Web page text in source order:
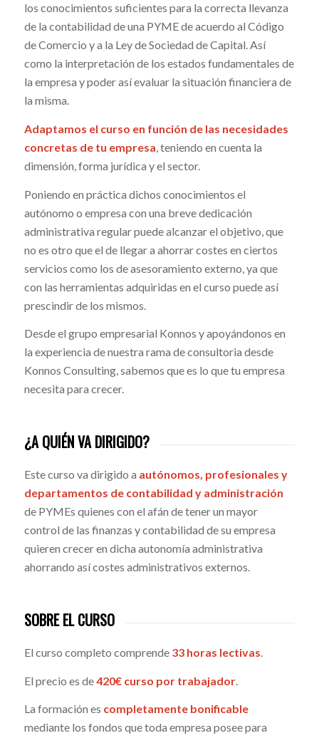
los conocimientos suficientes para la correcta llevanza
de la contabilidad de una PYME de acuerdo al Código
de Comercio y a la Ley de Sociedad de Capital. Así
como la interpretación de los estados fundamentales de
la empresa y poder así evaluar la situación financiera de
la misma.
Adaptamos el curso en función de las necesidades
concretas de tu empresa, teniendo en cuenta la
dimensión, forma jurídica y el sector.
Poniendo en práctica dichos conocimientos el
autónomo o empresa con una breve dedicación
administrativa regular puede alcanzar el objetivo, que
no es otro que el de llegar a ahorrar costes en ciertos
servicios como los de asesoramiento externo, ya que
con las herramientas adquiridas en el curso puede así
prescindir de los mismos.
Desde el grupo empresarial Konnos y apoyándonos en
la experiencia de nuestra rama de consultoria desde
Konnos Consulting, sabemos que es lo que tu empresa
necesita para crecer.
¿A QUIÉN VA DIRIGIDO?
Este curso va dirigido a autónomos, profesionales y
departamentos de contabilidad y administración
de PYMEs quienes con el afán de tener un mayor
control de las finanzas y contabilidad de su empresa
quieren crecer en dicha autonomía administrativa
ahorrando así costes administrativos externos.
SOBRE EL CURSO
El curso completo comprende 33 horas lectivas.
El precio es de420€ curso por trabajador.
La formación es completamente bonificable
mediante los fondos que toda empresa posee para